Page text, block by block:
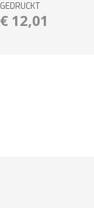
GEDRUCKT
€ 12,01